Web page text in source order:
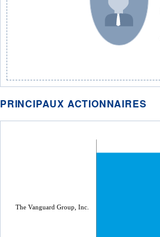
PRINCIPAUX ACTIONNAIRES
The Vanguard Group, Inc.